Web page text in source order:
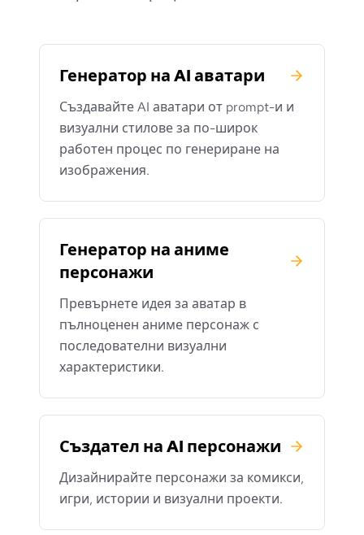
Генератор на AI аватари
Създавайте AI аватари от prompt-и и
визуални стилове за по-широк
работен процес по генериране на
изображения.
Генератор на аниме
персонажи
Превърнете идея за аватар в
пълноценен аниме персонаж с
последователни визуални
характеристики.
Създател на AI персонажи
Дизайнирайте персонажи за комикси,
игри, истории и визуални проекти.